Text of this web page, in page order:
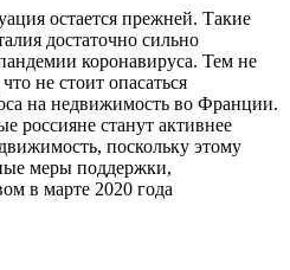
остается прежней. Такие
достаточно сильно
коронавируса. Тем не
не стоит опасаться
на недвижимость во Франции.
россияне станут активнее
поскольку этому
меры поддержки,
в марте 2020 года